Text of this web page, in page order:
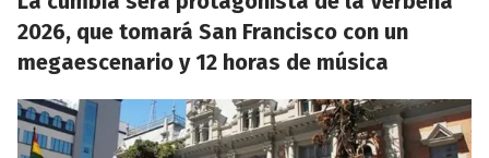
2026, que tomará San Francisco con un
megaescenario y 12 horas de música